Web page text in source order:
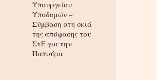
Υπουργείου
Υποδομών –
Σύμβαση στη σκιά
της απόφασης του
ΣτΕ για την
Παπούρα